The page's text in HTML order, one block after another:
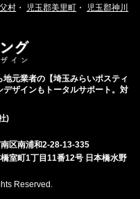
村 ・ 児玉郡美里町 ・
児玉郡神川
元業者の【埼玉みらいポスティ
ザインもトータルサポート。対
)
区南浦和2-28-13-335
室町1丁目11番12号 日本橋水野
Reserved.